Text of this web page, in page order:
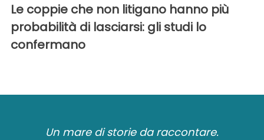
Le coppie che non litigano hanno più
probabilità di lasciarsi: gli studi lo
confermano
Un mare di storie da raccontare.